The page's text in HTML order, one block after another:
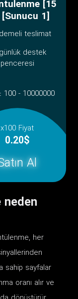
[15
1]
teslimat
destek
penceresi
100 - 10000000
x100 Fiyat
0.20$
Al
her
sahip sayfalar
oranı alır ve